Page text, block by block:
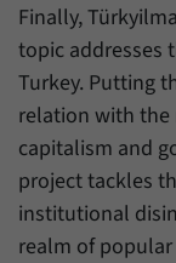
Finally,
topic addresses
Turkey. Putting
relation with the
capitalism and
project tackles
institutional
realm of